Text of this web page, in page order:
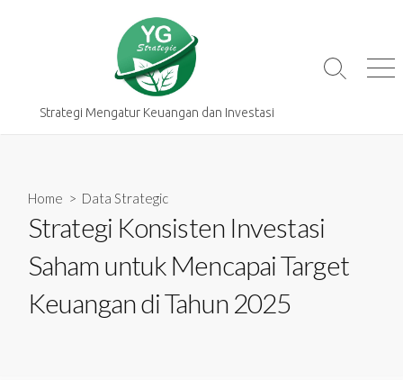
Strategi Mengatur Keuangan dan Investasi
Search
Home > Data Strategic
Strategi Konsisten Investasi
Saham untuk Mencapai Target
Keuangan di Tahun 2025